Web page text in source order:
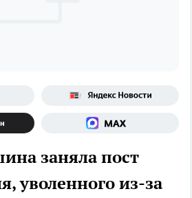
заняла пост
уволенного из-за